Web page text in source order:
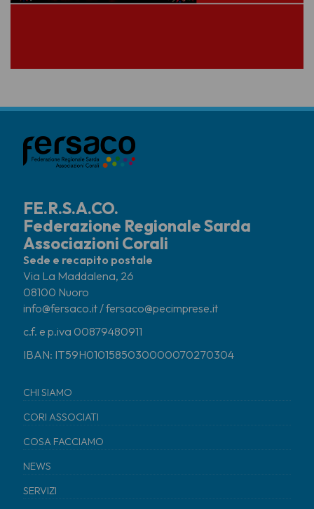
FE.R.S.A.CO.
Federazione Regionale Sarda
Associazioni Corali
Sede e recapito postale
Via La Maddalena, 26
08100 Nuoro
info@fersaco.it / fersaco@pecimprese.it
c.f. e p.iva 00879480911
IBAN: IT59H0101585030000070270304
CHI SIAMO
CORI ASSOCIATI
COSA FACCIAMO
NEWS
SERVIZI